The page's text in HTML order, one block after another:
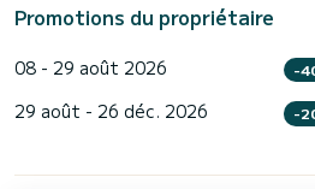
Promotions du propriétaire
08 - 29 août 2026 -
29 août - 26 déc. 2026 -